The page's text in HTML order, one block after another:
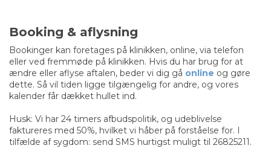
Booking & aflysning
Bookinger kan foretages på klinikken, online, via telefon
eller ved fremmøde på klinikken. Hvis du har brug for at
ændre eller aflyse aftalen, beder vi dig gå online og gøre
dette. Så vil tiden ligge tilgængelig for andre, og vores
kalender får dækket hullet ind.
Husk: Vi har 24 timers afbudspolitik, og udeblivelse
faktureres med 50%, hvilket vi håber på forståelse for. I
tilfælde af sygdom: send SMS hurtigst muligt til 26825211.